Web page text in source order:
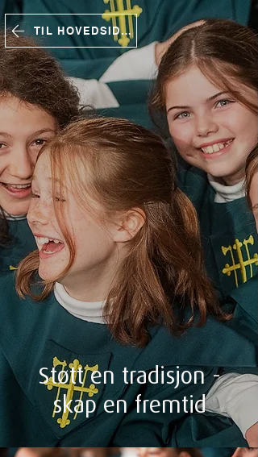
TIL HOVEDSIDEN
Støtt en tradisjon -
skap en fremtid